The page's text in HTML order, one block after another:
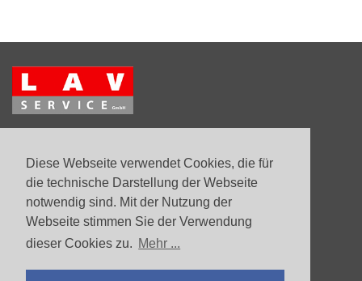
Diese Webseite verwendet Cookies, die für
die technische Darstellung der Webseite
notwendig sind. Mit der Nutzung der
Webseite stimmen Sie der Verwendung
dieser Cookies zu. Mehr ...
Datenschutz
Impressum